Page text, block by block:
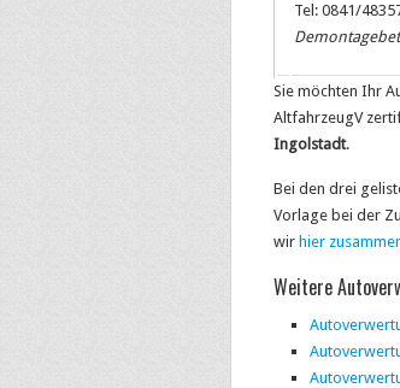
Tel: 0841/
Sie möchten Ihr
AltfahrzeugV
Ingolstadt.
Bei den drei
Vorlage bei der
wir hier
Weitere